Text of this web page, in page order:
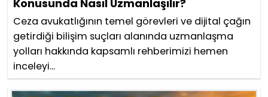
Konusunda Nasıl Uzmanlaşılır?
Ceza avukatlığının temel görevleri ve dijital çağın
getirdiği bilişim suçları alanında uzmanlaşma
yolları hakkında kapsamlı rehberimizi hemen
inceleyi...